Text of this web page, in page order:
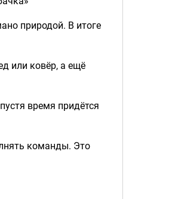
природой. В итоге
или ковёр, а ещё
время придётся
команды. Это